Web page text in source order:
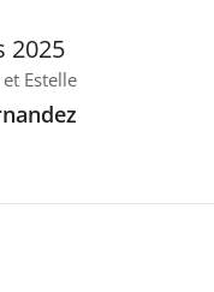
2025
Estelle